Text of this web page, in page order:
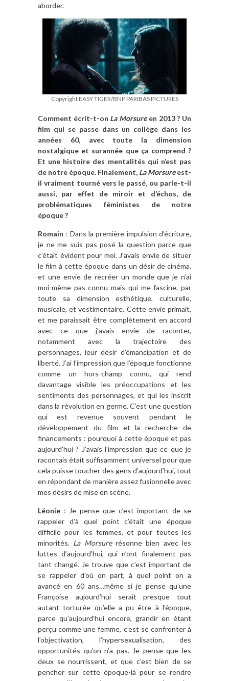
aborder.
Copyright EASY TIGER/BNP PARIBAS PICTURES
Comment écrit-t-on La Morsureen 2013 ? Un
film qui se passe dans un collège dans les
années 60, avec toute la dimension
nostalgique et surannée que ça comprend ?
Et une histoire des mentalités qui n’est pas
de notre époque. Finalement, La Morsureest-
il vraiment tourné vers le passé, ou parle-t-il
aussi, par effet de miroir et d’échos, de
problématiques féministes de notre
époque ?
Romain : Dans la première impulsion d’écriture,
je ne me suis pas posé la question parce que
c’était évident pour moi. J’avais envie de situer
le film à cette époque dans un désir de cinéma,
et une envie de recréer un monde que je n’ai
moi-même pas connu mais qui me fascine, par
toute sa dimension esthétique, culturelle,
musicale, et vestimentaire. Cette envie primait,
et me paraissait être complètement en accord
avec ce que j’avais envie de raconter,
notamment avec la trajectoire des
personnages, leur désir d’émancipation et de
liberté. J’ai l’impression que l’époque fonctionne
comme un hors-champ connu, qui rend
davantage visible les préoccupations et les
sentiments des personnages, et qui les inscrit
dans la révolution en germe. C’est une question
qui est revenue souvent pendant le
développement du film et la recherche de
financements : pourquoi à cette époque et pas
aujourd’hui ? J’avais l’impression que ce que je
racontais était suffisamment universel pour que
cela puisse toucher des gens d’aujourd’hui, tout
en répondant de manière assez fusionnelle avec
mes désirs de mise en scène.
Léonie : Je pense que c’est important de se
rappeler d’à quel point c’était une époque
difficile pour les femmes, et pour toutes les
minorités. La Morsurerésonne bien avec les
luttes d’aujourd’hui, qui n’ont finalement pas
tant changé. Je trouve que c’est important de
se rappeler d’où on part, à quel point on a
avancé en 60 ans…même si je pense qu’une
Françoise aujourd’hui serait presque tout
autant torturée qu’elle a pu être à l’époque,
parce qu’aujourd’hui encore, grandir en étant
perçu comme une femme, c’est se confronter à
l’objectivation, l’hypersexualisation, des
opportunités qu’on n’a pas. Je pense que les
deux se nourrissent, et que c’est bien de se
pencher sur cette époque-là pour se rendre